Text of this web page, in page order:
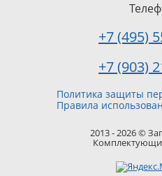
2013 - 2026 ©
Политика защиты
Правила
+7 (495)
+7 (903)